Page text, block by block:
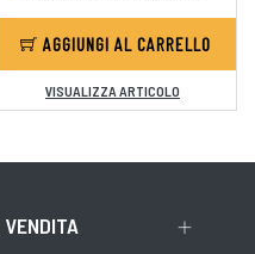
AGGIUNGI AL CARRELLO
VISUALIZZA ARTICOLO
VENDITA